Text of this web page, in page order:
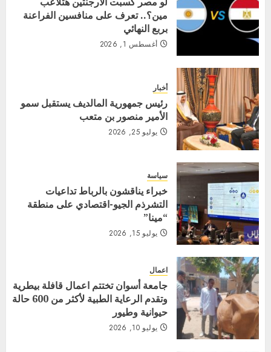
مين؟.. تعرف على منافسين الفراعنة
بربع النهائي
أغسطس 1, 2026
أخبار
رئيس جمهورية المالديف يستقبل سمو
الأمير منصور بن متعب
يوليو 25, 2026
سياسة
خبراء يناقشون بالرباط تداعيات
التشرذم الجيو-اقتصادي على منطقة
“مينا”
يوليو 15, 2026
اعمال
جامعة أسوان تختتم اعمال قافلة بيطرية
وتقدم الرعاية الطبية لأكثر من 600 حالة
حيوانية وطيور
يوليو 10, 2026